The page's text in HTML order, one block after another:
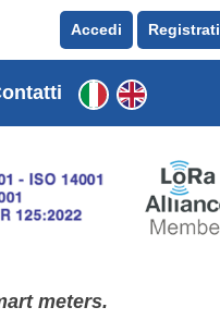
Accedi Registrati
meters.